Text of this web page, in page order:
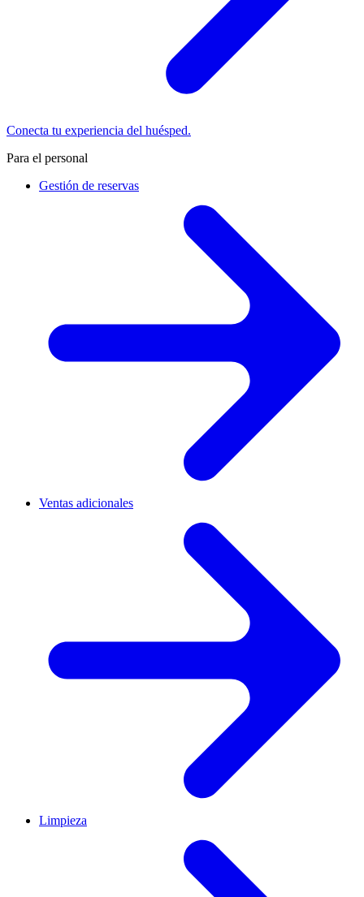
Conecta tu experiencia del huésped.
Para el personal
Gestión de reservas
Ventas adicionales
Limpieza